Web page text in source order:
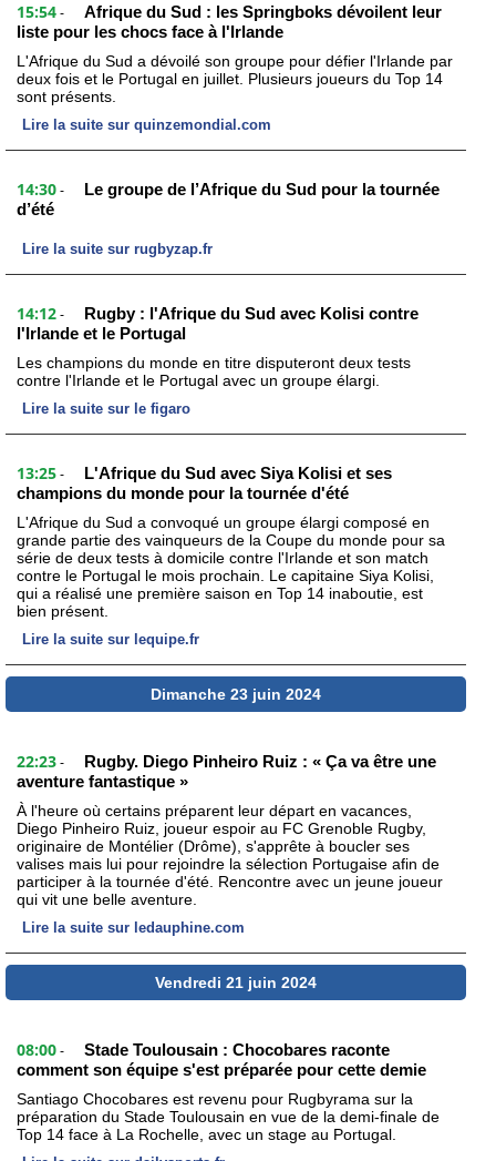
15:54 -
Afrique du Sud : les Springboks dévoilent leur
liste pour les chocs face à l'Irlande
L'Afrique du Sud a dévoilé son groupe pour défier l'Irlande par
deux fois et le Portugal en juillet. Plusieurs joueurs du Top 14
sont présents.
Lire la suite sur quinzemondial.com
14:30 -
Le groupe de l’Afrique du Sud pour la tournée
d’été
Lire la suite sur rugbyzap.fr
14:12 -
Rugby : l'Afrique du Sud avec Kolisi contre
l'Irlande et le Portugal
Les champions du monde en titre disputeront deux tests
contre l'Irlande et le Portugal avec un groupe élargi.
Lire la suite sur le figaro
13:25 -
L'Afrique du Sud avec Siya Kolisi et ses
champions du monde pour la tournée d'été
L'Afrique du Sud a convoqué un groupe élargi composé en
grande partie des vainqueurs de la Coupe du monde pour sa
série de deux tests à domicile contre l'Irlande et son match
contre le Portugal le mois prochain. Le capitaine Siya Kolisi,
qui a réalisé une première saison en Top 14 inaboutie, est
bien présent.
Lire la suite sur lequipe.fr
Dimanche 23 juin 2024
22:23 -
Rugby. Diego Pinheiro Ruiz : « Ça va être une
aventure fantastique »
À l'heure où certains préparent leur départ en vacances,
Diego Pinheiro Ruiz, joueur espoir au FC Grenoble Rugby,
originaire de Montélier (Drôme), s'apprête à boucler ses
valises mais lui pour rejoindre la sélection Portugaise afin de
participer à la tournée d'été. Rencontre avec un jeune joueur
qui vit une belle aventure.
Lire la suite sur ledauphine.com
Vendredi 21 juin 2024
08:00 -
Stade Toulousain : Chocobares raconte
comment son équipe s'est préparée pour cette demie
Santiago Chocobares est revenu pour Rugbyrama sur la
préparation du Stade Toulousain en vue de la demi-finale de
Top 14 face à La Rochelle, avec un stage au Portugal.